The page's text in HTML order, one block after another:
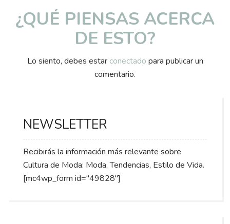
¿QUÉ PIENSAS ACERCA
DE ESTO?
Lo siento, debes estar conectado para publicar un
comentario.
NEWSLETTER
Recibirás la información más relevante sobre
Cultura de Moda: Moda, Tendencias, Estilo de Vida.
[mc4wp_form id="49828"]